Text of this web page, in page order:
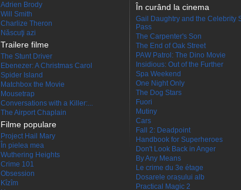
Adrien Brody
Will Smith
Charlize Theron
Născuţi azi
Trailere filme
The Stunt Driver
Ebenezer: A Christmas Carol
Spider Island
Matchbox the Movie
Mousetrap
Conversations with a Killer:...
The Airport Chaplain
Filme populare
Project Hail Mary
În pielea mea
Wuthering Heights
Crime 101
Obsession
Kîzîm
În curând la cinema
Gail Daughtry and the Celebrity
Pass
The Carpenter's Son
The End of Oak Street
PAW Patrol: The Dino Movie
Insidious: Out of the Further
Spa Weekend
One Night Only
The Dog Stars
Fuori
Mutiny
Cars
Fall 2: Deadpoint
Handbook for Superheroes
Don't Look Back in Anger
By Any Means
Le crime du 3e étage
Dosarele orașului alb
Practical Magic 2